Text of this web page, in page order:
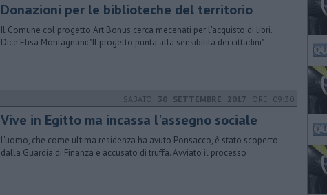
Donazioni per le biblioteche del territorio
Il Comune col progetto Art Bonus cerca mecenati per l'acquisto di libri.
Dice Elisa Montagnani: "Il progetto punta alla sensibilità dei cittadini"
SABATO 30 SETTEMBRE 2017 ORE 09:30
Vive in Egitto ma incassa l'assegno sociale
L'uomo, che come ultima residenza ha avuto Ponsacco, è stato scoperto
dalla Guardia di Finanza e accusato di truffa. Avviato il processo